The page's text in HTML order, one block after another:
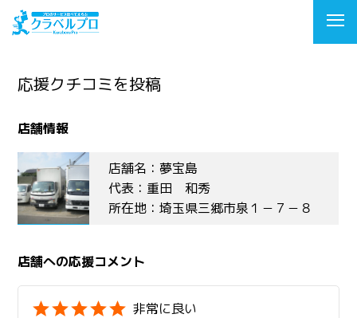
応援クチコミを投稿
店舗情報
店舗名：夢宝島
代表：重田 和秀
所在地：埼玉県三郷市泉１－７－８
店舗への応援コメント
非常に良い